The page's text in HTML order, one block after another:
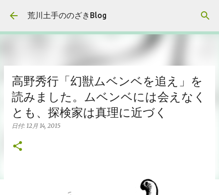
スキップしてメイン コンテンツに移動
荒川土手ののざきBlog
高野秀行「幻獣ムベンベを追え」を
読みました。ムベンベには会えなく
とも、探検家は真理に近づく
日付: 12月 14, 2015